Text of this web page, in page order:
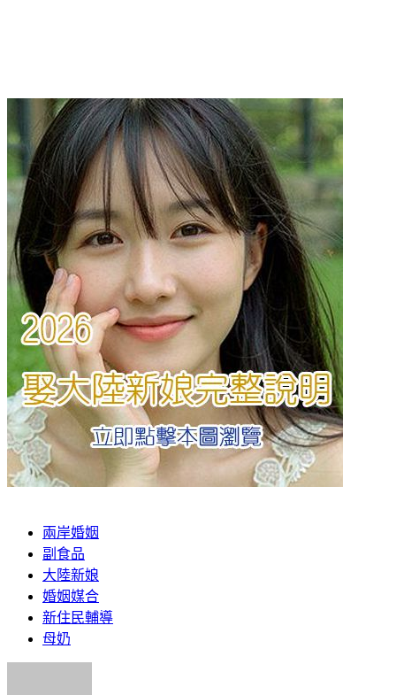
兩岸婚姻
副食品
大陸新娘
婚姻媒合
新住民輔導
母奶